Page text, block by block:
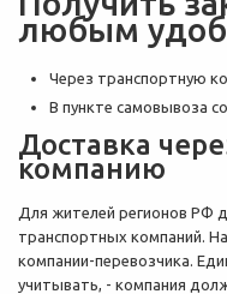
любым
Через транспортную
В пункте самовывоза
Доставка
компанию
Для жителей регионов РФ
транспортных компаний.
компании-перевозчика.
учитывать, - компания